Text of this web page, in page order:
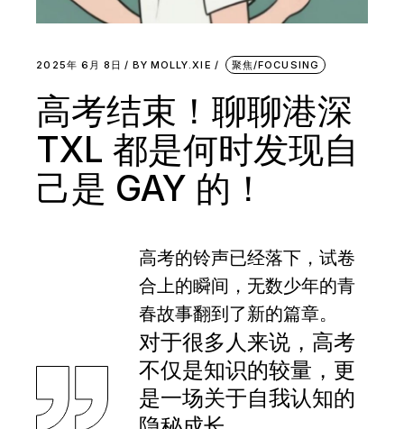
2025年 6月 8日 BY MOLLY.XIE 聚焦/FOCUSING
高考结束！聊聊港深
TXL 都是何时发现自
己是 GAY 的！
高考的铃声已经落下，试卷
合上的瞬间，无数少年的青
春故事翻到了新的篇章。
对于很多人来说，高考
不仅是知识的较量，更
是一场关于自我认知的